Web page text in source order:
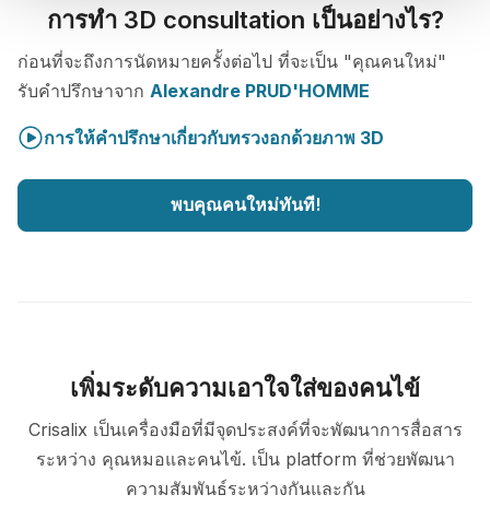
การทำ 3D consultation เป็นอย่างไร?
ก่อนที่จะถึงการนัดหมายครั้งต่อไป ที่จะเป็น "คุณคนใหม่"
รับคำปรึกษาจาก Alexandre PRUD'HOMME
การให้คำปรึกษาเกี่ยวกับทรวงอกด้วยภาพ 3D
พบคุณคนใหม่ทันที!
เพิ่มระดับความเอาใจใส่ของคนไข้
Crisalix เป็นเครื่องมือที่มีจุดประสงค์ที่จะพัฒนาการสื่อสาร
ระหว่าง คุณหมอและคนไข้. เป็น platform ที่ช่วยพัฒนา
ความสัมพันธ์ระหว่างกันและกัน